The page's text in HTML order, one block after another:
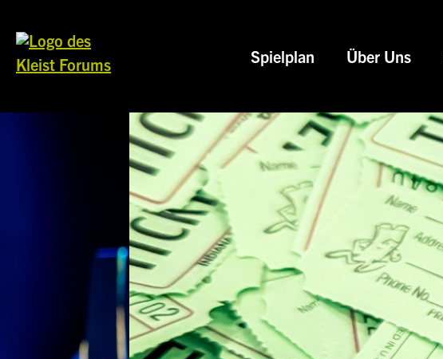
Spielplan Über Uns